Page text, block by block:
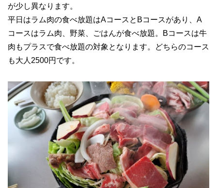
が少し異なります。
平日はラム肉の食べ放題はAコースとBコースがあり、A
コースはラム肉、野菜、ごはんが食べ放題。Bコースは牛
肉もプラスで食べ放題の対象となります。どちらのコース
も大人2500円です。